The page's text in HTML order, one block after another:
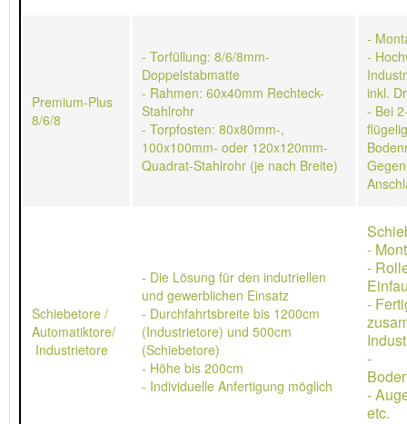
Premium-Plus
8/6/8
- Torfüllung: 8/6/8mm-
Doppelstabmatte
- Rahmen: 60x40mm Rechteck-
Stahlrohr
- Torpfosten: 80x80mm-,
100x100mm- oder 120x120mm-
Quadrat-Stahlrohr (je nach Breite)
-
-
inkl.
- Bei
Schiebetore /
Automatiktore/
Industrietore
- Die Lösung für den indutriellen
und gewerblichen Einsatz
- Durchfahrtsbreite bis 1200cm
(Industrietore) und 500cm
(Schiebetore)
- Höhe bis 200cm
- Individuelle Anfertigung möglich
-
-
-
-
-
etc.